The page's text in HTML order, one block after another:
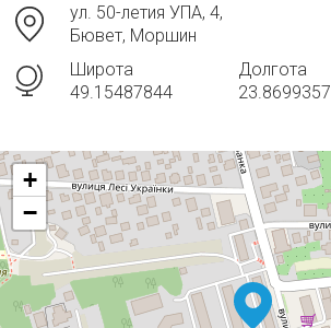
ул. 50-летия УПА, 4,
Бювет, Моршин
Широта
49.15487844
Долгота
23.8699357
+
−